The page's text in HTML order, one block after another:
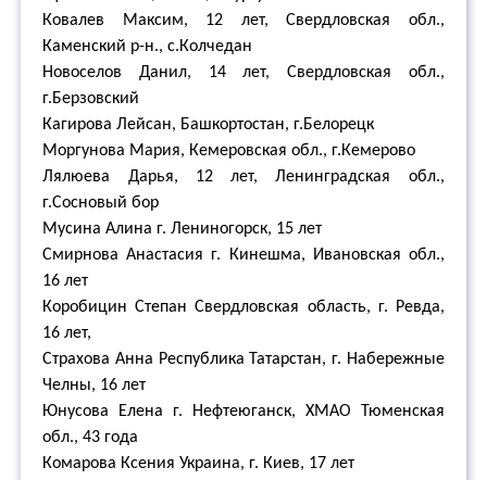
Ковалев Максим, 12 лет, Свердловская обл.,
Каменский р-н., с.Колчедан
Новоселов Данил, 14 лет, Свердловская обл.,
г.Берзовский
Кагирова Лейсан, Башкортостан, г.Белорецк
Моргунова Мария, Кемеровская обл., г.Кемерово
Лялюева Дарья, 12 лет, Ленинградская обл.,
г.Сосновый бор
Мусина Алина г. Лениногорск, 15 лет
Смирнова Анастасия г. Кинешма, Ивановская обл.,
16 лет
Коробицин Степан Свердловская область, г. Ревда,
16 лет,
Страхова Анна Республика Татарстан, г. Набережные
Челны, 16 лет
Юнусова Елена г. Нефтеюганск, ХМАО Тюменская
обл., 43 года
Комарова Ксения Украина, г. Киев, 17 лет